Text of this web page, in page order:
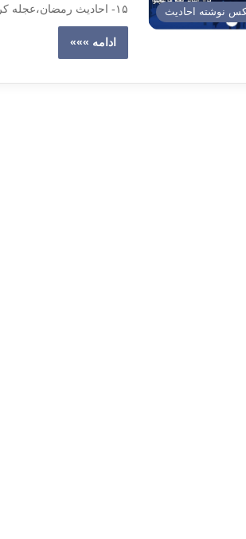
نوشته احادیث ۱۵- احادیث رمضان،عجله کردن در افطار
ادامه »»»